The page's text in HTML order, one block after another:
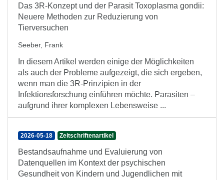
Das 3R-Konzept und der Parasit Toxoplasma gondii:
Neuere Methoden zur Reduzierung von
Tierversuchen
Seeber, Frank
In diesem Artikel werden einige der Möglichkeiten
als auch der Probleme aufgezeigt, die sich ergeben,
wenn man die 3R-Prinzipien in der
Infektionsforschung einführen möchte. Parasiten –
aufgrund ihrer komplexen Lebensweise ...
2026-05-18 Zeitschriftenartikel
Bestandsaufnahme und Evaluierung von
Datenquellen im Kontext der psychischen
Gesundheit von Kindern und Jugendlichen mit